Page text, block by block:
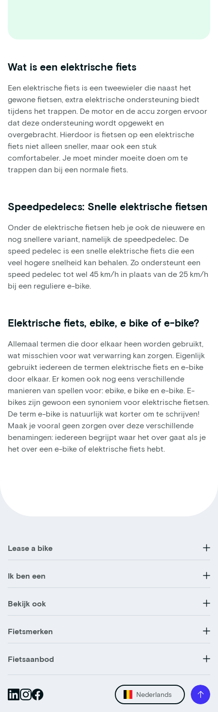
Wat is een elektrische fiets
Een elektrische fiets is een tweewieler die naast het
gewone fietsen, extra elektrische ondersteuning biedt
tijdens het trappen. De motor en de accu zorgen ervoor
dat deze ondersteuning wordt opgewekt en
overgebracht. Hierdoor is fietsen op een elektrische
fiets niet alleen sneller, maar ook een stuk
comfortabeler. Je moet minder moeite doen om te
trappen dan bij een normale fiets.
Speedpedelecs: Snelle elektrische fietsen
Onder de elektrische fietsen heb je ook de nieuwere en
nog snellere variant, namelijk de speedpedelec. De
speed pedelec is een snelle elektrische fiets die een
veel hogere snelheid kan behalen. Zo ondersteunt een
speed pedelec tot wel 45 km/h in plaats van de 25 km/h
bij een reguliere e-bike.
Elektrische fiets, ebike, e bike of e-bike?
Allemaal termen die door elkaar heen worden gebruikt,
wat misschien voor wat verwarring kan zorgen. Eigenlijk
gebruikt iedereen de termen elektrische fiets en e-bike
door elkaar. Er komen ook nog eens verschillende
manieren van spellen voor: ebike, e bike en e-bike. E-
bikes zijn gewoon een synoniem voor elektrische fietsen.
De term e-bike is natuurlijk wat korter om te schrijven!
Maak je vooral geen zorgen over deze verschillende
benamingen: iedereen begrijpt waar het over gaat als je
het over een e-bike of elektrische fiets hebt.
Lease a bike
Ik ben een
Bekijk ook
Fietsmerken
Fietsaanbod
Nederlands